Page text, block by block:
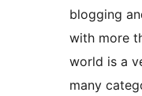
blogging
with more
world is a
many